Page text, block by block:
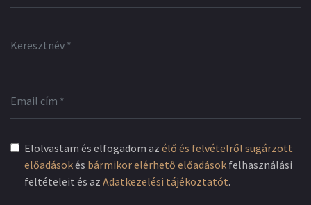
Elolvastam és elfogadom az élő és felvételről sugárzott
előadásokés bármikor elérhető előadások felhasználási
feltételeit és az Adatkezelési tájékoztatót.